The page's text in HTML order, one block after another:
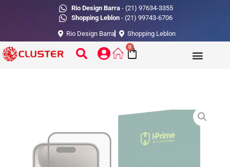
Rio Design Barra- (21) 97634-3355
Shopping Leblon - (21) 99743-6706
Rio Design Barra Shopping Leblon
0